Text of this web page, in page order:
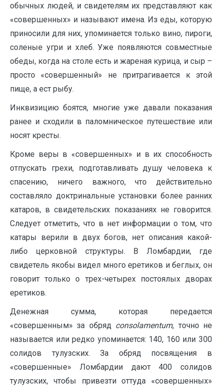
обычных людей, и свидетелям их представляют как
«совершенных» и называют имена. Из еды, которую
приносили для них, упоминается только вино, пироги,
соленые угри и хлеб. Уже появляются совместные
обеды, когда на столе есть и жареная курица, и сыр –
просто «совершенный» не притрагивается к этой
пище, а ест рыбу.
Инквизицию боятся, многие уже давали показания
ранее и сходили в паломническое путешествие или
носят кресты.
Кроме веры в «совершенных» и в их способность
отпускать грехи, подготавливать душу человека к
спасению, ничего важного, что действительно
составляло доктринальные установки более ранних
катаров, в свидетельских показаниях не говорится.
Следует отметить, что в нет информации о том, что
катары верили в двух богов, нет описания какой-
либо церковной структуры. В Ломбардии, где
свидетель якобы видел много еретиков и беглых, он
говорит только о трех-четырех постоялых дворах
еретиков.
Денежная сумма, которая передается
«совершенным» за обряд consolamentum, точно не
называется или редко упоминается: 140, 160 или 300
солидов тулузских. За обряд посвящения в
«совершенные» Ломбардии дают 400 солидов
тулузских, чтобы привезти оттуда «совершенных»